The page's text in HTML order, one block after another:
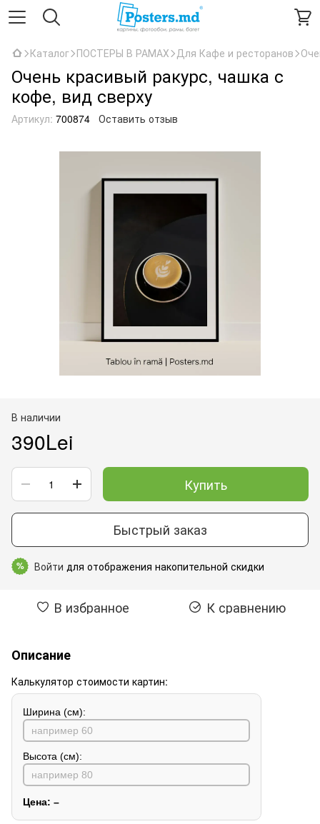
Каталог ПОСТЕРЫ В РАМАХ Для Кафе и ресторанов
Очень красивый ракурс, чашка с
кофе, вид сверху
Артикул: 700874 Оставить отзыв
В наличии
390Lei
Купить
Быстрый заказ
% Войти для отображения накопительной скидки
В избранное К сравнению
Описание
Калькулятор стоимости картин:
Ширина (см):
Высота (см):
Цена: –